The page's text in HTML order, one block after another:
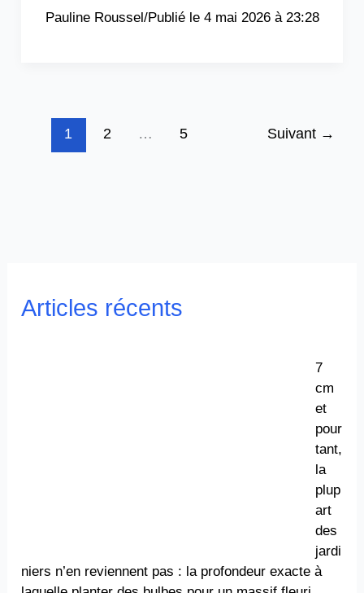
Pauline Roussel/ 4 mai 2026 à 23:28
1 2 … 5 Suivant →
Articles récents
7
cm
et
pour
tant,
la
plup
art
des
jardi
niers n’en reviennent pas : la profondeur exacte à